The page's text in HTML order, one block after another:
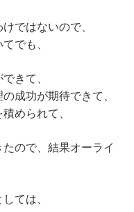
ではないので、
でも、
きて、
成功が期待できて、
められて、
ので、結果オーライ
ては、